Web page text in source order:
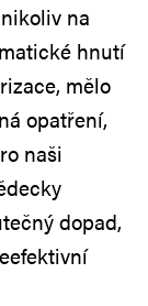
na
hnutí
mělo
opatření,
naši
dopad,